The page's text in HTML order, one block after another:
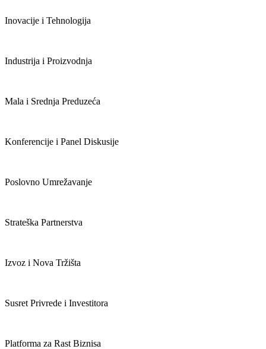
Inovacije i Tehnologija
Industrija i Proizvodnja
Mala i Srednja Preduzeća
Konferencije i Panel Diskusije
Poslovno Umrežavanje
Strateška Partnerstva
Izvoz i Nova Tržišta
Susret Privrede i Investitora
Platforma za Rast Biznisa